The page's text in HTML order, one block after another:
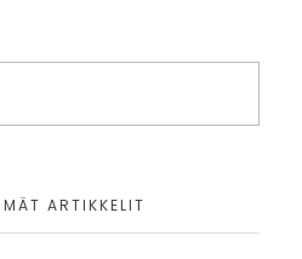
ARTIKKELIT